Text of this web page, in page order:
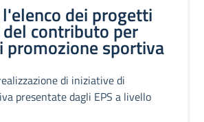
dei progetti
contributo per
promozione sportiva
di iniziative di
presentate dagli EPS a livello